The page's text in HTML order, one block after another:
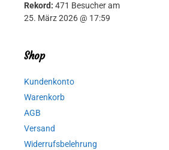
Rekord: 471 Besucher am
25. März 2026 @ 17:59
Shop
Kundenkonto
Warenkorb
AGB
Versand
Widerrufsbelehrung